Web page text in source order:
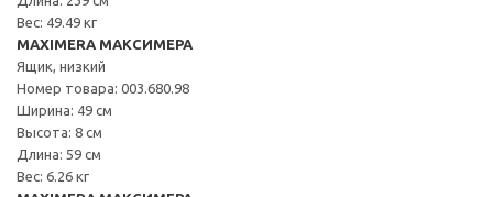
Вес: 49.49 кг
MAXIMERA МАКСИМЕРА
Ящик, низкий
Номер товара: 003.680.98
Ширина: 49 см
Высота: 8 см
Длина: 59 см
Вес: 6.26 кг